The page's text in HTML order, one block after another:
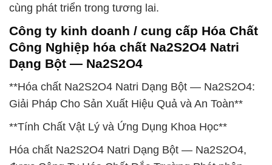
cùng phát triển trong tương lai.
Công ty kinh doanh / cung cấp Hóa Chất
Công Nghiệp hóa chất Na2S2O4 Natri
Dạng Bột — Na2S2O4
**Hóa chất Na2S2O4 Natri Dạng Bột — Na2S2O4:
Giải Pháp Cho Sản Xuất Hiệu Quả và An Toàn**
**Tính Chất Vật Lý và Ứng Dụng Khoa Học**
Hóa chất Na2S2O4 Natri Dạng Bột — Na2S2O4,